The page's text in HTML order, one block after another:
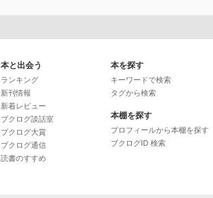
本と出会う
ランキング
新刊情報
新着レビュー
ブクログ談話室
ブクログ大賞
ブクログ通信
読書のすすめ
本を探す
キーワードで検索
タグから検索
本棚を探す
プロフィールから本棚を探す
ブクログID 検索